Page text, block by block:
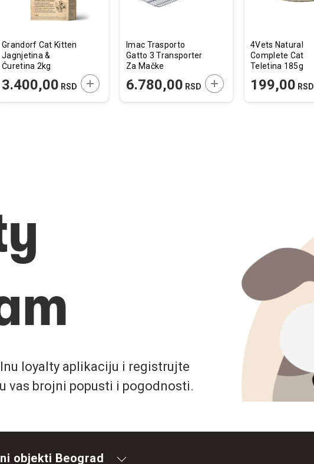
KORPU
Grandorf Cat Kitten
Jagnjetina &
Ćuretina 2kg
3.400,00 RSD DODAJTE U KORPU
Imac Trasporto
Gatto 3 Transporter
Za Mačke
6.780,00 RSD DODAJTE U KORPU
4Vets Natural
Complete Cat
Teletina 185g
199,00 RSD
loyalty aplikaciju i registrujte
vas brojni popusti i pogodnosti.
objekti Beograd